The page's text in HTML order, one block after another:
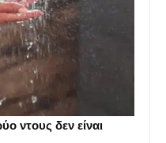
ντους δεν είναι